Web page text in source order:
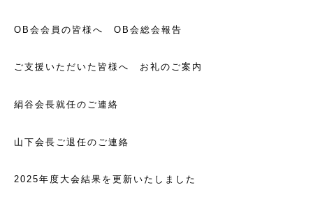
OB会会員の皆様へ OB会総会報告
ご支援いただいた皆様へ お礼のご案内
絹谷会長就任のご連絡
山下会長ご退任のご連絡
2025年度大会結果を更新いたしました